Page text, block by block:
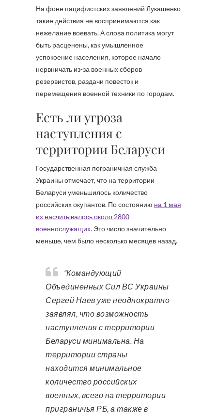
На фоне пацифистских заявлений Лукашенко
такие действия не воспринимаются как
нежелание воевать. А слова политика могут
быть расценены, как умышленное
успокоение населения, которое начало
нервничать из-за военных сборов
резервистов, раздачи повесток и
перемещения военной техники по городам.
Есть ли угроза
наступления с
территории Беларуси
Государственная пограничная служба
Украины отмечает, что на территории
Беларуси уменьшилось количество
российских окупантов. По состоянию на 1 мая
их насчитывалось около 2800
военнослужащих. Это число значительно
меньше, чем было несколько месяцев назад.
“Командующий
Объединенных Сил ВС Украины
Сергей Наев уже неоднократно
заявлял, что возможность
наступления с территории
Беларуси минимальна. На
территории страны
находится минимальное
количество российских
военных, всего на территории
приграничья РБ, а также в